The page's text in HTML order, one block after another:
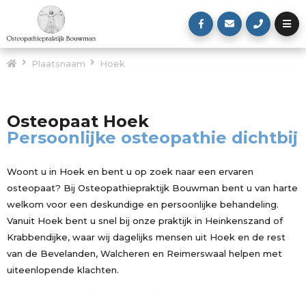
Plaatsnaam Hoek
Osteopaat Hoek
Persoonlijke osteopathie dichtbij
Woont u in Hoek en bent u op zoek naar een ervaren
osteopaat? Bij Osteopathiepraktijk Bouwman bent u van harte
welkom voor een deskundige en persoonlijke behandeling.
Vanuit Hoek bent u snel bij onze praktijk in Heinkenszand of
Krabbendijke, waar wij dagelijks mensen uit Hoek en de rest
van de Bevelanden, Walcheren en Reimerswaal helpen met
uiteenlopende klachten.